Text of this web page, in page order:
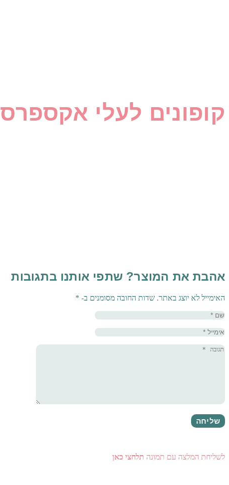
קופונים לעלי אקספרס
אהבת את המוצר? שתפי אותנו בתגובות
האימייל לא יוצג באתר. שדות החובה מסומנים ב- *
לשליחת המלצה עם תמונה תלחצי כאן